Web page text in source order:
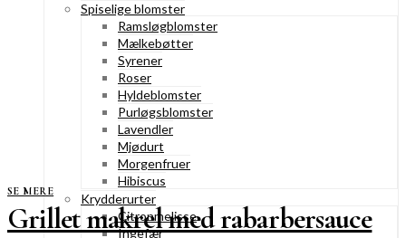
Spiselige blomster
Ramsløgblomster
Mælkebøtter
Syrener
Roser
Hyldeblomster
Purløgsblomster
Lavendler
Mjødurt
Morgenfruer
Hibiscus
Krydderurter
Citronmelisse
Ingefær
SE MERE
Grillet makrel med rabarbersauce